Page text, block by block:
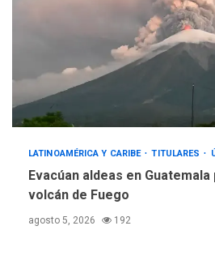
LATINOAMÉRICA Y CARIBE TITULARES
Evacúan aldeas en
volcán de Fuego
agosto 5, 2026 192